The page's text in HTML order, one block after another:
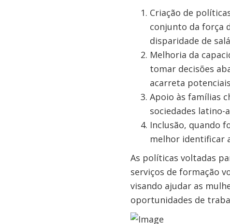
Criação de
conjunto da força
disparidade de
Melhoria da
tomar decisões
acarreta
Apoio às famílias
sociedades latino-
Inclusão, quando
melhor identificar
As políticas voltadas
serviços de formação
visando ajudar as
oportunidades de